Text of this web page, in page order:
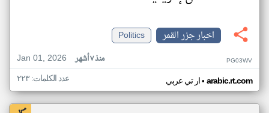
اخبار جزر القمر
Politics
Jan 01, 2026
منذ ٧ أشهر PG03WV
ار تي عربي• arabic.rt.com عدد الكلمات: ٢٢٣